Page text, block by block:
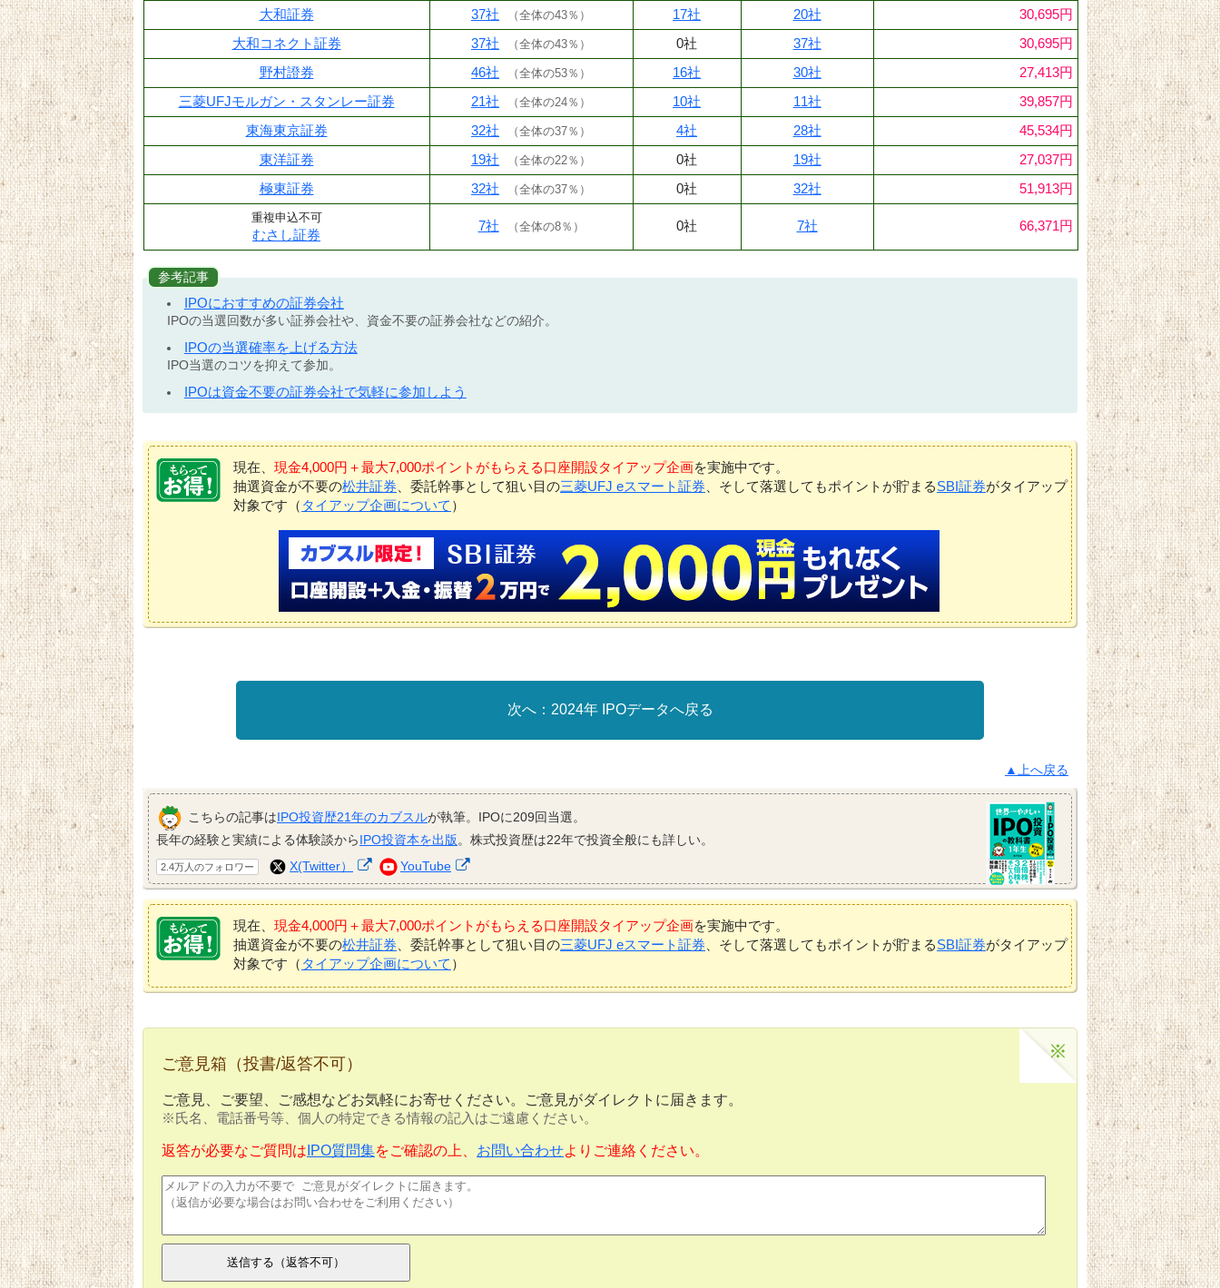
大和証券
37社 （全体の43％ ） 17社 20社
30,695円
大和コネクト証券
37社 （全体の43％ ） 0社 37社
30,695円
野村證券
46社 （全体の53％ ） 16社 30社
27,413円
三菱UFJモルガン・スタンレー証券
21社 （全体の24％ ） 10社 11社
39,857円
東海東京証券
32社 （全体の37％ ） 4社 28社
45,534円
東洋証券
19社 （全体の22％ ） 0社 19社
27,037円
極東証券
32社 （全体の37％ ） 0社 32社 51,913円
重複申込不可
むさし証券
7社 （全体の8％ ） 0社 7社 66,371円
参考記事
IPOにおすすめの証券会社
IPOの当選回数が多い証券会社や、資金不要の証券会社などの紹介。
IPOの当選確率を上げる方法
IPO当選のコツを抑えて参加。
IPOは資金不要の証券会社で気軽に参加しよう
現在、 現金4,000円＋最大7,000ポイントがもらえる口座開設タイアップ企画を実施中です。
抽選資金が不要の松井証券 、委託幹事として狙い目の三菱UFJ eスマート証券 、そして落選してもポイントが貯まるSBI証券がタイアップ
対象です（ タイアップ企画について ）
2024年 IPOデータへ戻る
▲上へ戻る
こちらの記事はIPO投資歴21年のカブスルが執筆。IPOに209回当選。
長年の経験と実績による体験談からIPO投資本を出版。株式投資歴は22年で投資全般にも詳しい。
2.4万人のフォロワー X(Twitter） YouTube
現在、 現金4,000円＋最大7,000ポイントがもらえる口座開設タイアップ企画を実施中です。
抽選資金が不要の松井証券 、委託幹事として狙い目の三菱UFJ eスマート証券 、そして落選してもポイントが貯まるSBI証券がタイアップ
対象です（ タイアップ企画について ）
ご意見箱（投書/返答不可）
ご意見、ご要望、ご感想などお気軽にお寄せください。ご意見がダイレクトに届きます。
※氏名、電話番号等、個人の特定できる情報の記入はご遠慮ください。
返答が必要なご質問は IPO質問集をご確認の上、 お問い合わせよりご連絡ください。